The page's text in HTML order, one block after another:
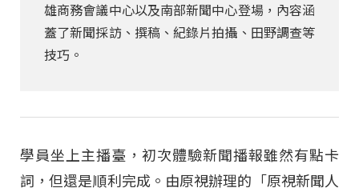
雄商務會議中心以及南部新聞中心登場，內容涵
蓋了新聞採訪、撰稿、紀錄片拍攝、田野調查等
技巧。
學員坐上主播臺，初次體驗新聞播報雖然有點卡
詞，但還是順利完成。由原視辦理的「原視新聞人